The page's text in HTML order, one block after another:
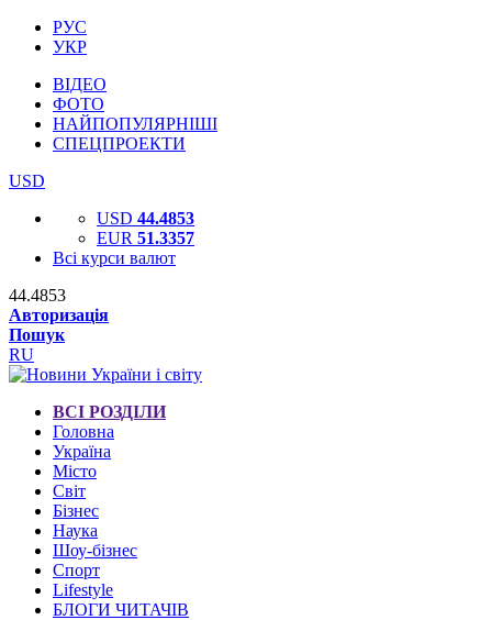
РУС
УКР
ВІДЕО
ФОТО
НАЙПОПУЛЯРНІШІ
СПЕЦПРОЕКТИ
USD
USD 44.4853
EUR 51.3357
Всі курси валют
44.4853
Авторизація
Пошук
RU
ВСІ РОЗДІЛИ
Головна
Україна
Місто
Світ
Бізнес
Наука
Шоу-бізнес
Спорт
Lifestyle
БЛОГИ ЧИТАЧІВ